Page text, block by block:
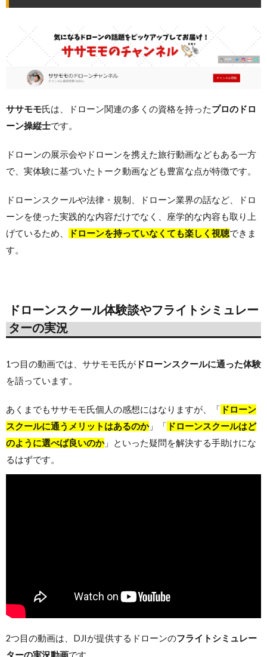
ササモモ氏は、ドローン関連の多くの資格を持ったプロのドロ
ーン操縦士です。
ドローンの展示会やドローンを携えた旅行動画などもある一方
で、実体験に基づいたトーク動画なども豊富な点が特徴です。
ドローンスクールや法律・規制、ドローン業界の話など、ドロ
ーンを使った実践的な内容だけでなく、座学的な内容も取り上
げているため、
ドローンを持っていなくても楽しく視聴できま
す。
ドローンスクール体験談やフライトシミュレー
ターの実況
1つ目の動画では、ササモモ氏が ドローンスクールに通った体験
を語っています。
あくまでもササモモ氏個人の感想にはなりますが、「 ドローン
スクールに通うメリットはあるのか」「 ドローンスクールはど
のように選べば良いのか」といった疑問を解決する手助けにな
るはずです。
2つ目の動画は、DJIが提供するドローンのフライトシミュレー